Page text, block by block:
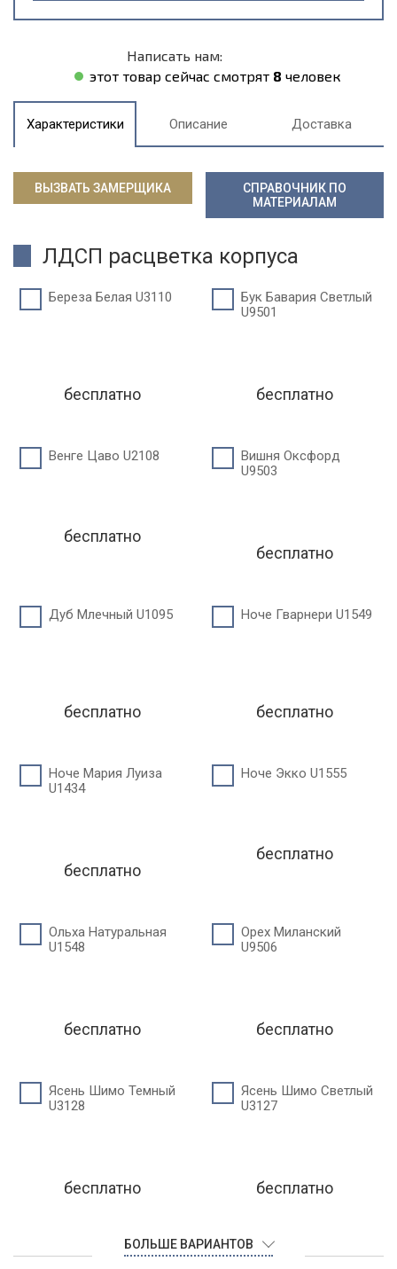
Написать нам:
этот товар сейчас смотрят 8 человек
Характеристики Описание Доставка
ВЫЗВАТЬ ЗАМЕРЩИКА
СПРАВОЧНИК ПО
МАТЕРИАЛАМ
ЛДСП расцветка корпуса
Береза Белая U3110
бесплатно
Бук Бавария Светлый
U9501
бесплатно
Венге Цаво U2108
бесплатно
Вишня Оксфорд
U9503
бесплатно
Дуб Млечный U1095
бесплатно
Ноче Гварнери U1549
бесплатно
Ноче Мария Луиза
U1434
бесплатно
Ноче Экко U1555
бесплатно
Ольха Натуральная
U1548
бесплатно
Орех Миланский
U9506
бесплатно
Ясень Шимо Темный
U3128
бесплатно
Ясень Шимо Светлый
U3127
бесплатно
БОЛЬШЕ ВАРИАНТОВ